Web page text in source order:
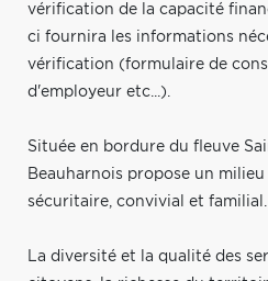
vérification de la capacité
ci fournira les informations
vérification (formulaire de
d'employeur etc...).
Située en bordure du fleuve
Beauharnois propose un milieu
sécuritaire, convivial et familial.
La diversité et la qualité des